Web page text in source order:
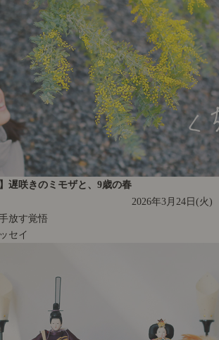
遅咲きのミモザと、9歳の春
2026年3月24日(火)
放す覚悟
セイ